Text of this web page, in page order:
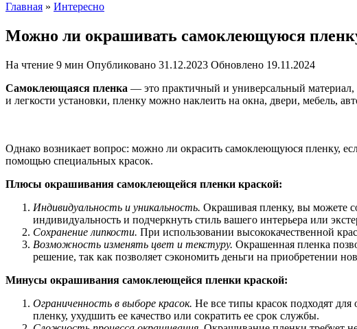
Главная » Интересно
Можно ли окрашивать самоклеющуюся
На чтение 9 мин Опубликовано 31.12.2023 Обновлено 19.11.2024
Самоклеющаяся пленка — это практичный и универсальный материал,
и легкости установки, пленку можно наклеить на окна, двери, мебель,
Однако возникает вопрос: можно ли окрасить самоклеющуюся пленку,
помощью специальных красок.
Плюсы окрашивания самоклеющейся пленки краской:
Индивидуальность и уникальность. Окрашивая пленку, вы можете
индивидуальность и подчеркнуть стиль вашего интерьера или
Сохранение липкости. При использовании высококачественной
Возможность изменять цвет и текстуру. Окрашенная пленка
решение, так как позволяет сэкономить деньги на приобретении
Минусы окрашивания самоклеющейся пленки краской:
Ограниченность в выборе красок. Не все типы красок подходят
пленку, ухудшить ее качество или сократить ее срок службы.